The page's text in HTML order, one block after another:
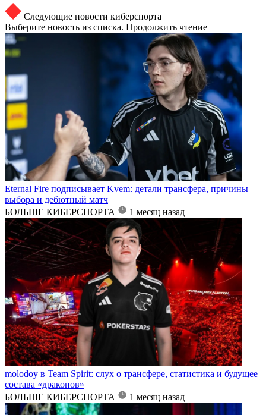
Следующие новости киберспорта
Выберите новость из списка. Продолжить чтение
Eternal Fire подписывает Kvem: детали трансфера, причины
выбора и дебютный матч
БОЛЬШЕ КИБЕРСПОРТА
1 месяц назад
molodoy в Team Spirit: слух о трансфере, статистика и будущее
состава «драконов»
БОЛЬШЕ КИБЕРСПОРТА
1 месяц назад